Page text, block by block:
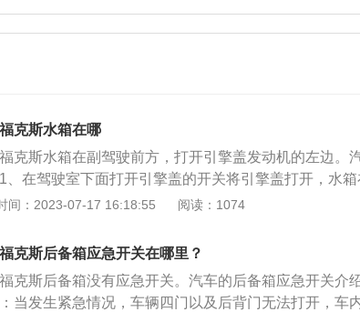
克斯水箱在哪
克斯水箱在副驾驶前方，打开引擎盖发动机的左边。
、在驾驶室下面打开引擎盖的开关将引擎盖打开，水
将引擎盖闩往里推打开水箱盖，并往里面加水或防冻
即可。扩展内容：不能将发动机冷却液置于挡风玻璃
机冷却液喷到挡风玻璃上，可能难以看清前方道路。
打开冷却液储液罐盖。
间：2023-07-17 16:18:55 阅读：1074
克斯后备箱应急开关在哪里？
克斯后备箱没有应急开关。汽车的后备箱应急开关介
当发生紧急情况，车辆四门以及后背门无法打开，车